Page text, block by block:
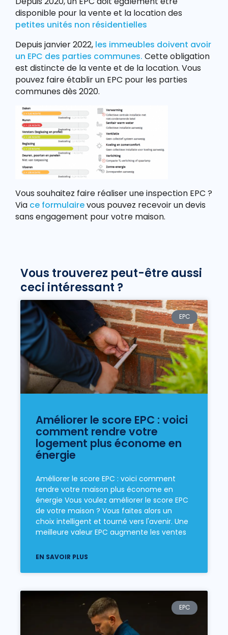
disponible pour la vente et la location des
petites unités non résidentielles
Depuis janvier 2022, les immeubles doivent avoir
un EPC des parties communes. Cette obligation
est distincte de la vente et de la location. Vous
pouvez faire établir un EPC pour les parties
communes dès 2020.
Vous souhaitez faire réaliser une inspection EPC ?
Via ce formulairevous pouvez recevoir un devis
sans engagement pour votre maison.
Vous trouverez peut-être aussi
ceci intéressant ?
EPC
Améliorer le score EPC : voici
comment rendre votre
logement plus économe en
énergie
Améliorer le score EPC : voici comment
rendre votre maison plus économe en
énergie Vous voulez améliorer le score EPC
de votre maison ? Vous faites alors un
choix intelligent et tourné vers l'avenir. Une
meilleure valeur EPC augmente les ventes
EN SAVOIR PLUS
EPC